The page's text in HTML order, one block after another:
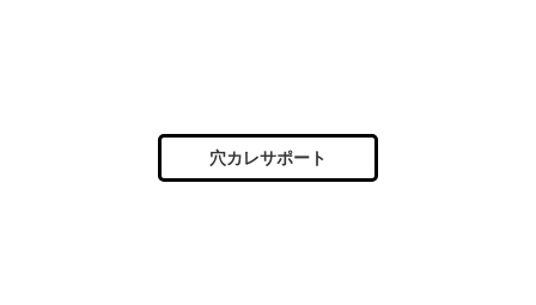
穴カレサポート